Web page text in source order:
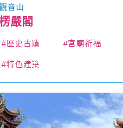
音山
嚴閣
#歷史古蹟 #宮廟祈福
#特色建築